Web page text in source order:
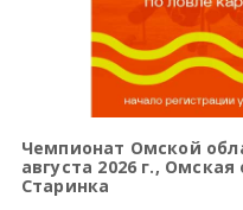
Чемпионат Омской
августа 2026 г.,
Старинка